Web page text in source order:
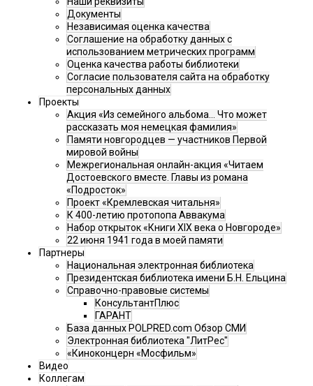
Документы
Независимая оценка качества
Соглашение на обработку данных с
использованием метрических программ
Оценка качества работы библиотеки
Согласие пользователя сайта на обработку
персональных данных
Проекты
Акция «Из семейного альбома... Что может
рассказать моя немецкая фамилия»
Памяти новгородцев — участников Первой
мировой войны
Межрегиональная онлайн-акция «Читаем
Достоевского вместе. Главы из романа
«Подросток»
Проект «Кремлевская читальня»
К 400-летию протопопа Аввакума
Набор открыток «Книги XIX века о Новгороде»
22 июня 1941 года в моей памяти
Партнеры
Национальная электронная библиотека
Президентская библиотека имени Б.Н. Ельцина
Справочно-правовые системы
КонсультантПлюс
ГАРАНТ
База данных POLPRED.com Обзор СМИ
Электронная библиотека "ЛитРес"
«Киноконцерн «Мосфильм»
Видео
Коллегам